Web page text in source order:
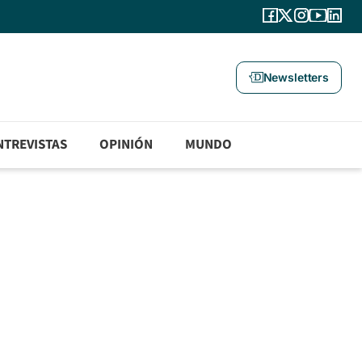
Newsletters
OPINIÓN MUNDO